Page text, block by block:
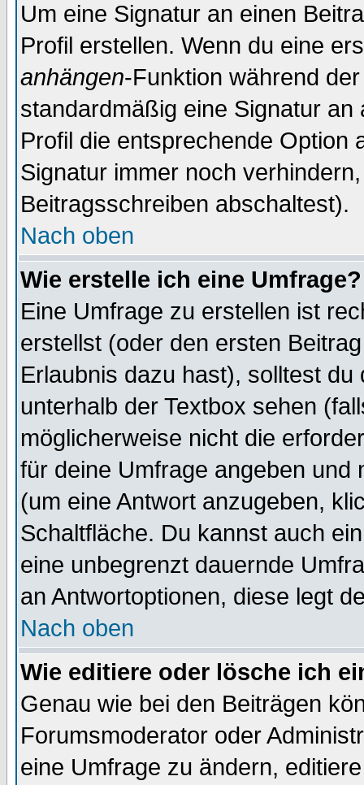
Um eine Signatur an einen
Profil erstellen. Wenn du eine
anhängen-Funktion während
standardmäßig eine Signatur
Profil die entsprechende Option
Signatur immer noch
Beitragsschreiben abschaltest).
Nach oben
Wie erstelle ich eine Umfrage?
Eine Umfrage zu erstellen ist
erstellst (oder den ersten
Erlaubnis dazu hast), solltest
unterhalb der Textbox sehen
möglicherweise nicht die
für deine Umfrage angeben und
(um eine Antwort anzugeben,
Schaltfläche. Du kannst auch
eine unbegrenzt dauernde
an Antwortoptionen, diese legt
Nach oben
Wie editiere oder lösche ich
Genau wie bei den Beiträgen
Forumsmoderator oder
eine Umfrage zu ändern,